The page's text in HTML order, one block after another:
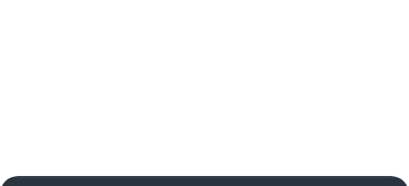
Zurück nach oben